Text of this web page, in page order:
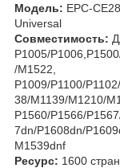
Модель: EPC-
Universal
Совместимость:
P1005/
/M1522,
P1009/P1100/
38/M1139/M1210/
P1560/P1566/
7dn/P1608dn/
M1539dnf
Ресурс: 1600